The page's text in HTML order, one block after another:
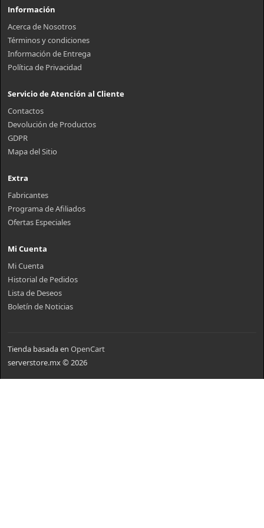
Información
Acerca de Nosotros
Términos y condiciones
Información de Entrega
Política de Privacidad
Servicio de Atención al Cliente
Contactos
Devolución de Productos
GDPR
Mapa del Sitio
Extra
Fabricantes
Programa de Afiliados
Ofertas Especiales
Mi Cuenta
Mi Cuenta
Historial de Pedidos
Lista de Deseos
Boletín de Noticias
Tienda basada en OpenCart
serverstore.mx © 2026